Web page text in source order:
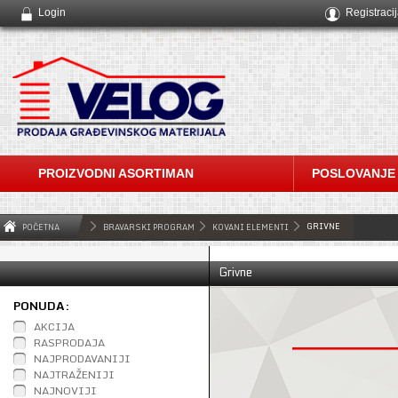
Login
PROIZVODNI ASORTIMAN POSLOVANJE
POČETNA BRAVARSKI PROGRAM KOVANI ELEMENTI GRIVNE
PONUDA:
AKCIJA
RASPRODAJA
NAJPRODAVANIJI
NAJTRAŽENIJI
NAJNOVIJI
Grivne